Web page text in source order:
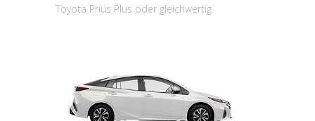
Toyota Prius Plus oder gleichwertig